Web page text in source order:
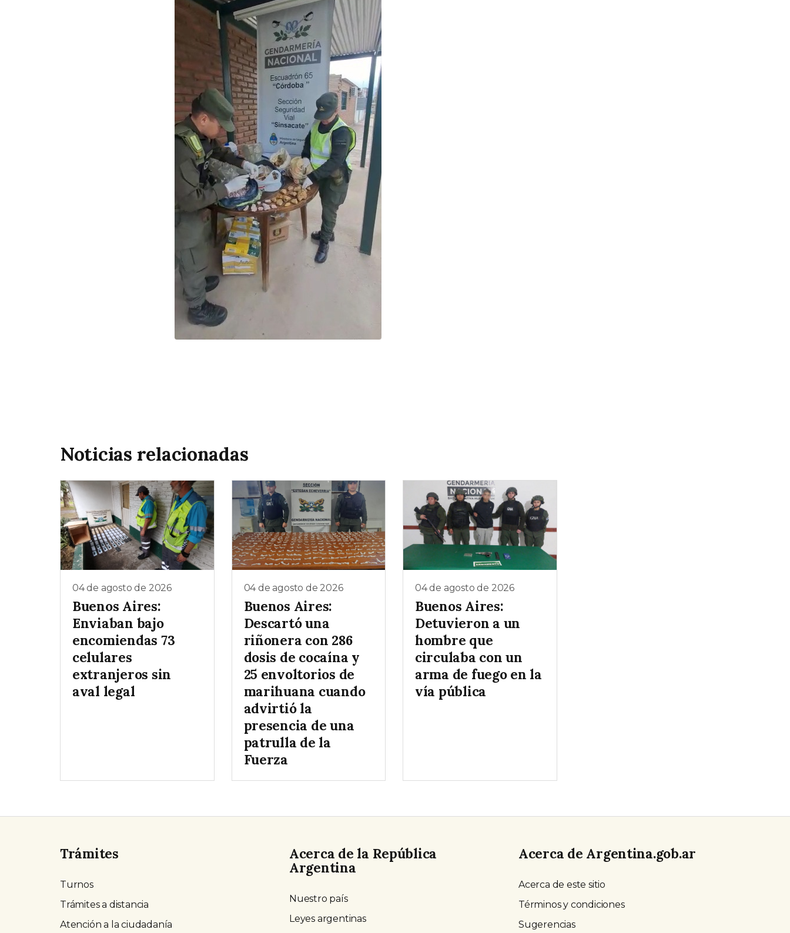
Noticias relacionadas
04 de agosto de 2026
Buenos Aires:
Enviaban bajo
encomiendas 73
celulares
extranjeros sin
aval legal
04 de agosto de 2026
Buenos Aires:
Descartó una
riñonera con 286
dosis de cocaína y
25 envoltorios de
marihuana cuando
advirtió la
presencia de una
patrulla de la
Fuerza
04 de agosto de 2026
Buenos Aires:
Detuvieron a un
hombre que
circulaba con un
arma de fuego en la
vía pública
Trámites
Turnos
Trámites a distancia
Atención a la ciudadanía
Acerca de la República
Argentina
Nuestro país
Leyes argentinas
Acerca de Argentina.gob.ar
Acerca de este sitio
Términos y condiciones
Sugerencias